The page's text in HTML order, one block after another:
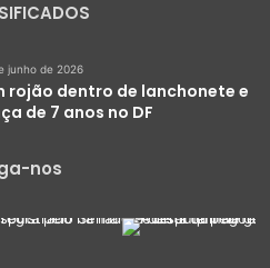
junho de 2026
rojão dentro de lanchonete e
de 7 anos no DF
nos